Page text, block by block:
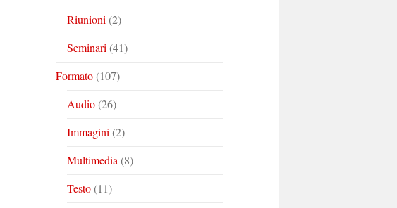
Riunioni (2)
Seminari (41)
Formato(107)
Audio(26)
Immagini (2)
Multimedia (8)
Testo(11)